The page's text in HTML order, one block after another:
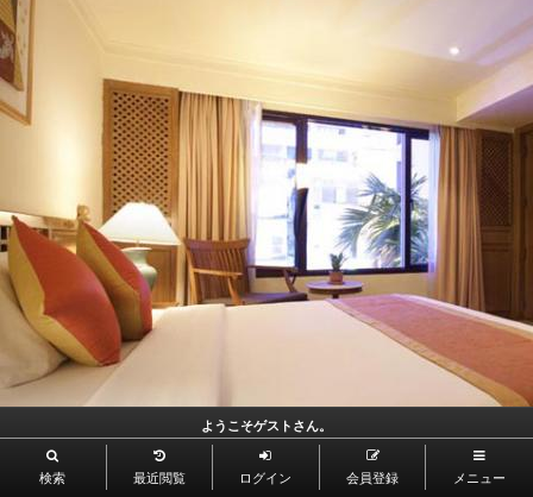
ようこそゲストさん。
検索 最近閲覧 ログイン 会員登録 メニュー